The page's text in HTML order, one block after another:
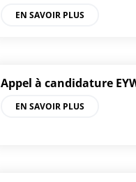
EN SAVOIR PLUS
Appel à candidature
EN SAVOIR PLUS